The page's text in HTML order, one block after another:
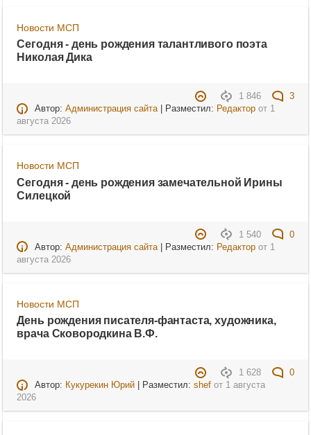
Новости МСП
Сегодня - день рождения талантливого поэта
Николая Дика
1 846
3
Автор: Администрация сайта| Разместил: Редакторот 1
августа 2026
Новости МСП
Сегодня - день рождения замечательной Ирины
Силецкой
1 540
0
Автор: Администрация сайта| Разместил: Редакторот 1
августа 2026
Новости МСП
День рождения писателя-фантаста, художника,
врача Сковородкина В.Ф.
1 628
0
Автор: Кукурекин Юрий| Разместил: shefот 1 августа
2026